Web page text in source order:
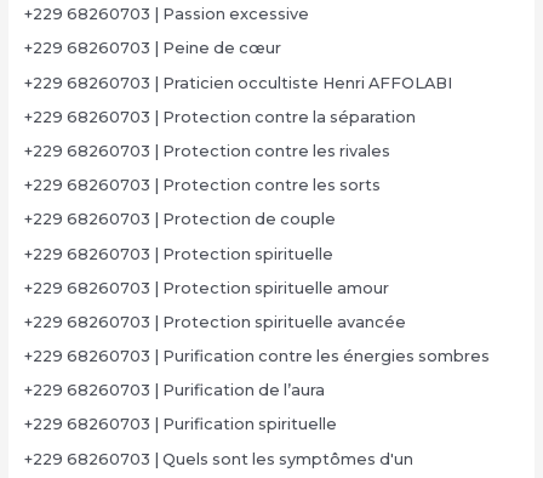
+229 68260703 | Passion excessive
+229 68260703 | Peine de cœur
+229 68260703 | Praticien occultiste Henri AFFOLABI
+229 68260703 | Protection contre la séparation
+229 68260703 | Protection contre les rivales
+229 68260703 | Protection contre les sorts
+229 68260703 | Protection de couple
+229 68260703 | Protection spirituelle
+229 68260703 | Protection spirituelle amour
+229 68260703 | Protection spirituelle avancée
+229 68260703 | Purification contre les énergies sombres
+229 68260703 | Purification de l’aura
+229 68260703 | Purification spirituelle
+229 68260703 | Quels sont les symptômes d'un